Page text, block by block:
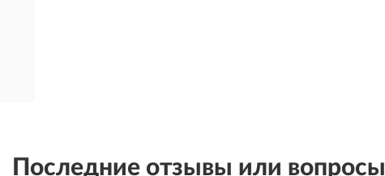
Последние отзывы или вопросы